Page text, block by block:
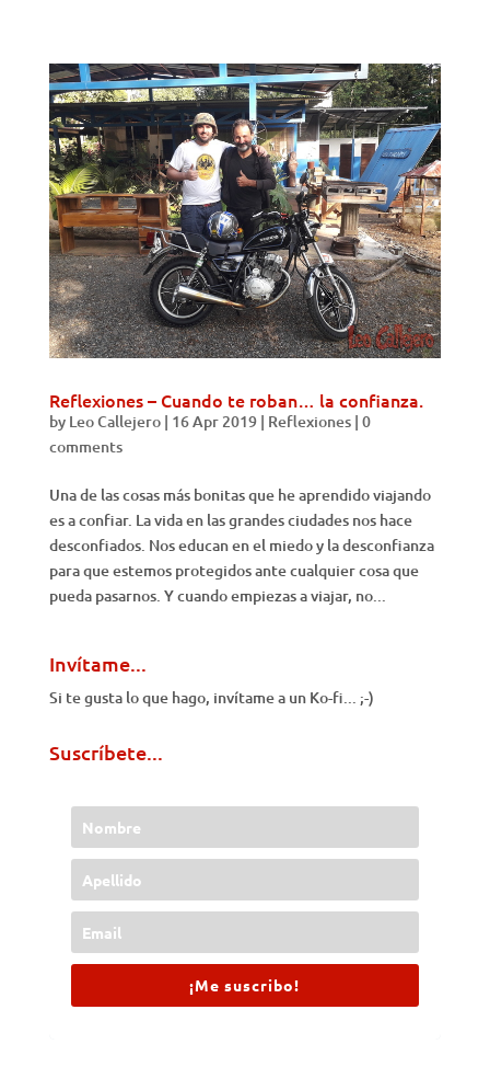
Reflexiones – Cuando te roban… la confianza.
by Leo Callejero| 16 Apr 2019| Reflexiones| 0
comments
Una de las cosas más bonitas que he aprendido viajando
es a confiar. La vida en las grandes ciudades nos hace
desconfiados. Nos educan en el miedo y la desconfianza
para que estemos protegidos ante cualquier cosa que
pueda pasarnos. Y cuando empiezas a viajar, no...
Invítame...
Si te gusta lo que hago, invítame a un Ko-fi... ;-)
Suscríbete...
¡Me suscribo!